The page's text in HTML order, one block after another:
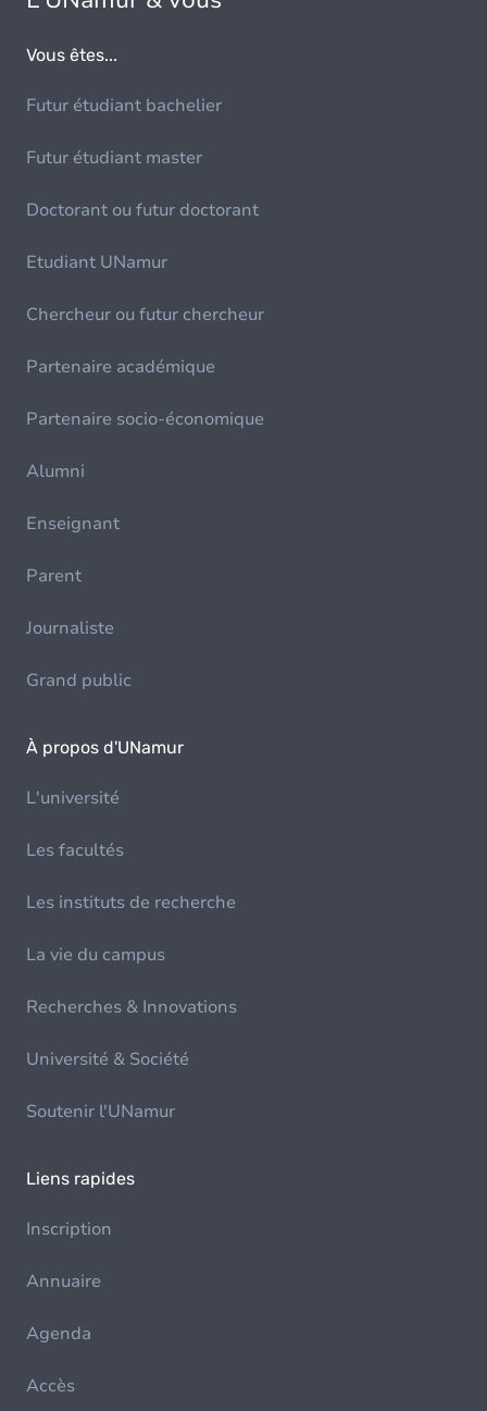
Vous êtes...
Futur étudiant bachelier
Futur étudiant master
Doctorant ou futur doctorant
Etudiant UNamur
Chercheur ou futur chercheur
Partenaire académique
Partenaire socio-économique
Alumni
Enseignant
Parent
Journaliste
Grand public
À propos d'UNamur
L'université
Les facultés
Les instituts de recherche
La vie du campus
Recherches & Innovations
Université & Société
Soutenir l'UNamur
Liens rapides
Inscription
Annuaire
Agenda
Accès